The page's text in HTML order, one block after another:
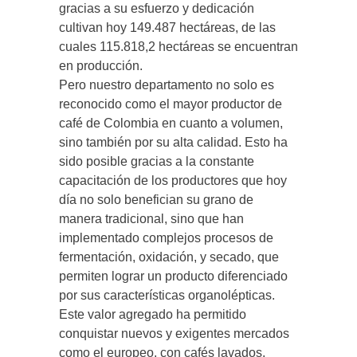
gracias a su esfuerzo y dedicación
cultivan hoy 149.487 hectáreas, de las
cuales 115.818,2 hectáreas se encuentran
en producción.
Pero nuestro departamento no solo es
reconocido como el mayor productor de
café de Colombia en cuanto a volumen,
sino también por su alta calidad. Esto ha
sido posible gracias a la constante
capacitación de los productores que hoy
día no solo benefician su grano de
manera tradicional, sino que han
implementado complejos procesos de
fermentación, oxidación, y secado, que
permiten lograr un producto diferenciado
por sus características organolépticas.
Este valor agregado ha permitido
conquistar nuevos y exigentes mercados
como el europeo, con cafés lavados,